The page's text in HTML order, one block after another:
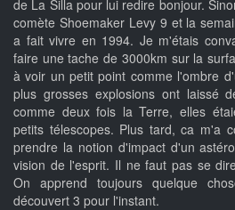
de La Silla pour lui redire bonjour.
comète Shoemaker Levy 9 et la
a fait vivre en 1994. Je m'étais
faire une tache de 3000km sur la
à voir un petit point comme l'ombre
plus grosses explosions ont laissé
comme deux fois la Terre, elles
petits télescopes. Plus tard, ca m'a
prendre la notion d'impact d'un
vision de l'esprit. Il ne faut pas se
On apprend toujours quelque
découvert 3 pour l'instant.